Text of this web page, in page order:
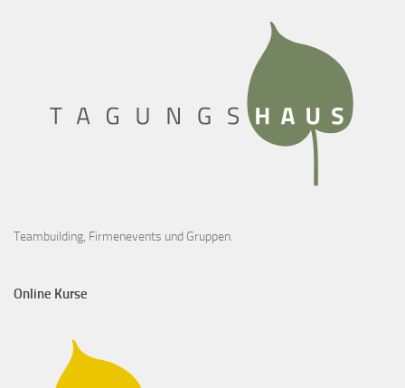
Teambuilding, Firmenevents und Gruppen.
Online Kurse